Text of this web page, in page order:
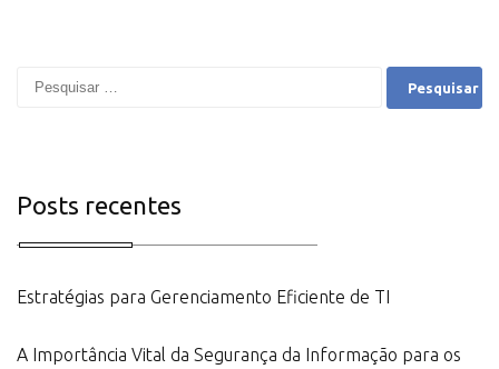
Posts recentes
Estratégias para Gerenciamento Eficiente de TI
A Importância Vital da Segurança da Informação para os